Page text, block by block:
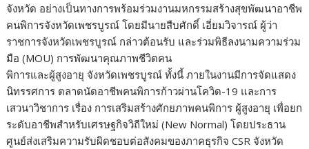
จังหวัด อย่างเป็นทางการพร้อมร่วมงานมหกรรมสร้างสุขพัฒนาอาชีพ
คนพิการจังหวัดเพชรบูรณ์ โดยมีนายสืบศักดิ์ เอี่ยมวิจารณ์ ผู้ว่า
ราชการจังหวัดเพชรบูรณ์ กล่าวต้อนรับ และร่วมพิธีลงนามความร่วม
มือ (MOU) การพัฒนาคุณภาพชีวิตคน
พิการและผู้สูงอายุ จังหวัดเพชรบูรณ์ ทั้งนี้ ภายในงานมีการจัดแสดง
นิทรรศการ ตลาดนัดอาชีพคนพิการก้าวผ่านโควิด-19 และการ
เสวนาวิชาการ เรื่อง การเสริมสร้างศักยภาพคนพิการ ผู้สูงอายุ เพื่อยก
ระดับอาชีพสำหรับเศรษฐกิจวิถีใหม่ (New Normal) โดยประธาน
ศูนย์ส่งเสริมความรับผิดชอบต่อสังคมของภาคธุรกิจ CSR จังหวัด